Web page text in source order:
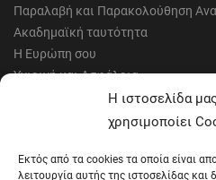
Η ιστοσελίδα
χρησιμοποίει
Εκτός από τα cookies τα οποία είναι
λειτουργία αυτής της ιστοσελίδας και
Παραλαβή και Παρακολούθηση
Ακαδημαϊκή ταυτότητα
Η Ευρώπη σου
Υγιεινή και Ασφάλεια
Έντυπα Οικονομικής Υπηρεσίας
Έντυπα Διοικητικών Υπηρεσιών
Μητρώα αξιολογητών